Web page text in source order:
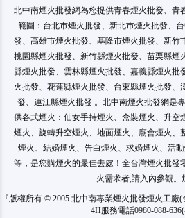
北中南煙火批發網為您提供青春煙火批發、青
範圍：台北市煙火批發、新北市煙火批發、
發、高雄市煙火批發、基隆市煙火批發、新竹
桃園縣煙火批發、新竹縣煙火批發、苗栗縣煙
縣煙火批發、雲林縣煙火批發、嘉義縣煙火批
火批發、花蓮縣煙火批發、台東縣煙火批發、
發、連江縣煙火批發 。北中南煙火批發網是
供各式煙火：仙女手持煙火、盒裝煙火、升空
煙火、旋轉升空煙火、地面煙火、廟會煙火、
煙火、結婚煙火、告白煙火、求婚煙火、活
等，是您購煙火的最佳去處！全台灣煙火批發
火需求者,請入內參觀。
『版權所有 © 2005 北中南專業煙火批發煙火工
4H服務電話0980-088-